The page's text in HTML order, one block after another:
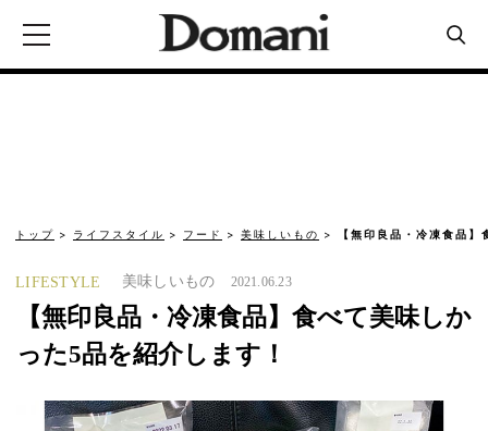
トップ ライフスタイル フード 美味しいもの 【無印良品・冷凍食品
LIFESTYLE 美味しいもの 2021.06.23
【無印良品・冷凍食品】食べて美味しか
った5品を紹介します！